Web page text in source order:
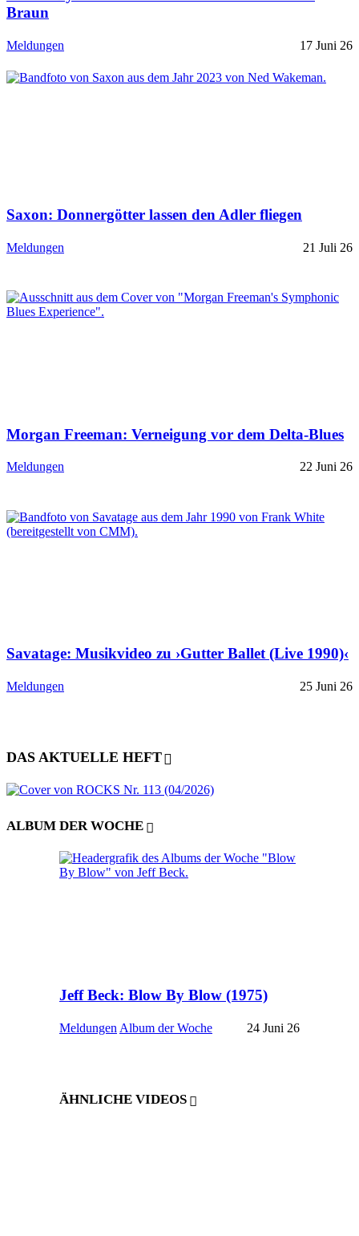
Braun
Meldungen 17 Juni 26
Saxon: Donnergötter lassen den Adler fliegen
Meldungen 21 Juli 26
Morgan Freeman: Verneigung vor dem Delta-Blues
Meldungen 22 Juni 26
Savatage: Musikvideo zu ›Gutter Ballet (Live 1990)‹
Meldungen 25 Juni 26
DAS AKTUELLE HEFT
ALBUM DER WOCHE
Jeff Beck: Blow By Blow (1975)
Meldungen Album der Woche 24 Juni 26
ÄHNLICHE VIDEOS